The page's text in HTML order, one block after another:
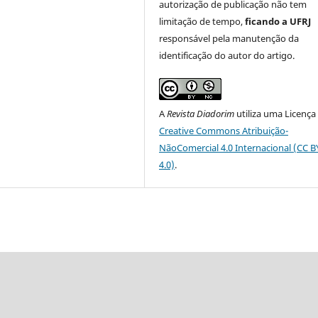
autorização de publicação não tem
limitação de tempo,ficando a UFRJ
responsável pela manutenção da
identificação do autor do artigo.
ARevista Diadorim utiliza uma Licença
Creative Commons Atribuição-
NãoComercial 4.0 Internacional (CC
4.0).